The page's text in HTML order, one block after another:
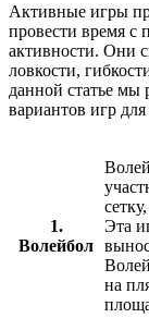
Активные игры
провести время с
активности. Они
ловкости,
данной статье мы
вариантов игр
1.
Волейбол
Эта
на